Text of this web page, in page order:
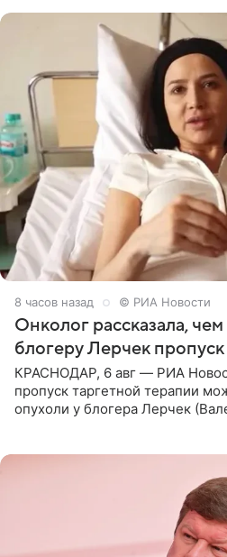
8 часов назад © РИА Новости
Онколог рассказала,
блогеру Лерчек
КРАСНОДАР, 6 авг — РИА
пропуск таргетной терапии
опухоли у блогера Лерчек